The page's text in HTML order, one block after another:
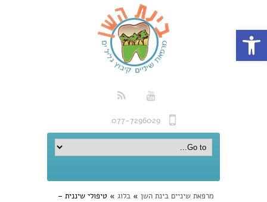
פתח סרגל נגישות
077-7296029
מרפאת שיניים בינת השן » בלוג » טיפולי שיננית –